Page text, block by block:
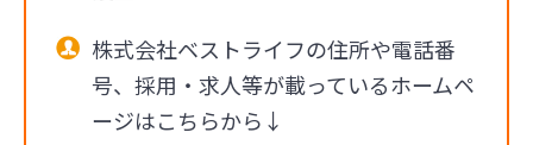
株式会社ベストライフの住所や電話番
号、採用・求人等が載っているホームペ
ージはこちらから↓